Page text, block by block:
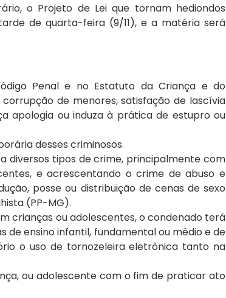
o Projeto de Lei que tornam hediondos
de quarta-feira (9/11), e a matéria será
Penal e no Estatuto da Criança e do
de menores, satisfação de lascívia
apologia ou induza à prática de estupro ou
desses criminosos.
diversos tipos de crime, principalmente com
e acrescentando o crime de abuso e
posse ou distribuição de cenas de sexo
(PP-MG).
crianças ou adolescentes, o condenado terá
de ensino infantil, fundamental ou médio e de
o uso de tornozeleira eletrônica tanto na
ou adolescente com o fim de praticar ato